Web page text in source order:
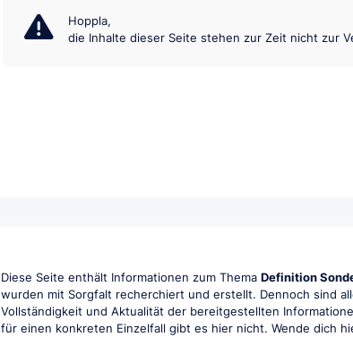
Hoppla,
die Inhalte dieser Seite stehen zur Zeit nicht zur
Diese Seite enthält Informationen zum ThemaDefinition
wurden mit Sorgfalt recherchiert und erstellt. Dennoch sind
Vollständigkeit und Aktualität der bereitgestellten
für einen konkreten Einzelfall gibt es hier nicht. Wende dich